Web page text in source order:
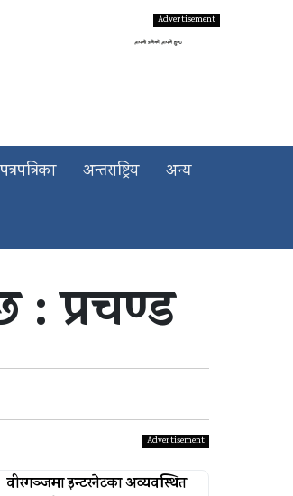
पत्रपत्रिका अन्तराष्ट्रिय अन्य
: प्रचण्ड
वीरगञ्जमा इन्टरनेटका अव्यवस्थित